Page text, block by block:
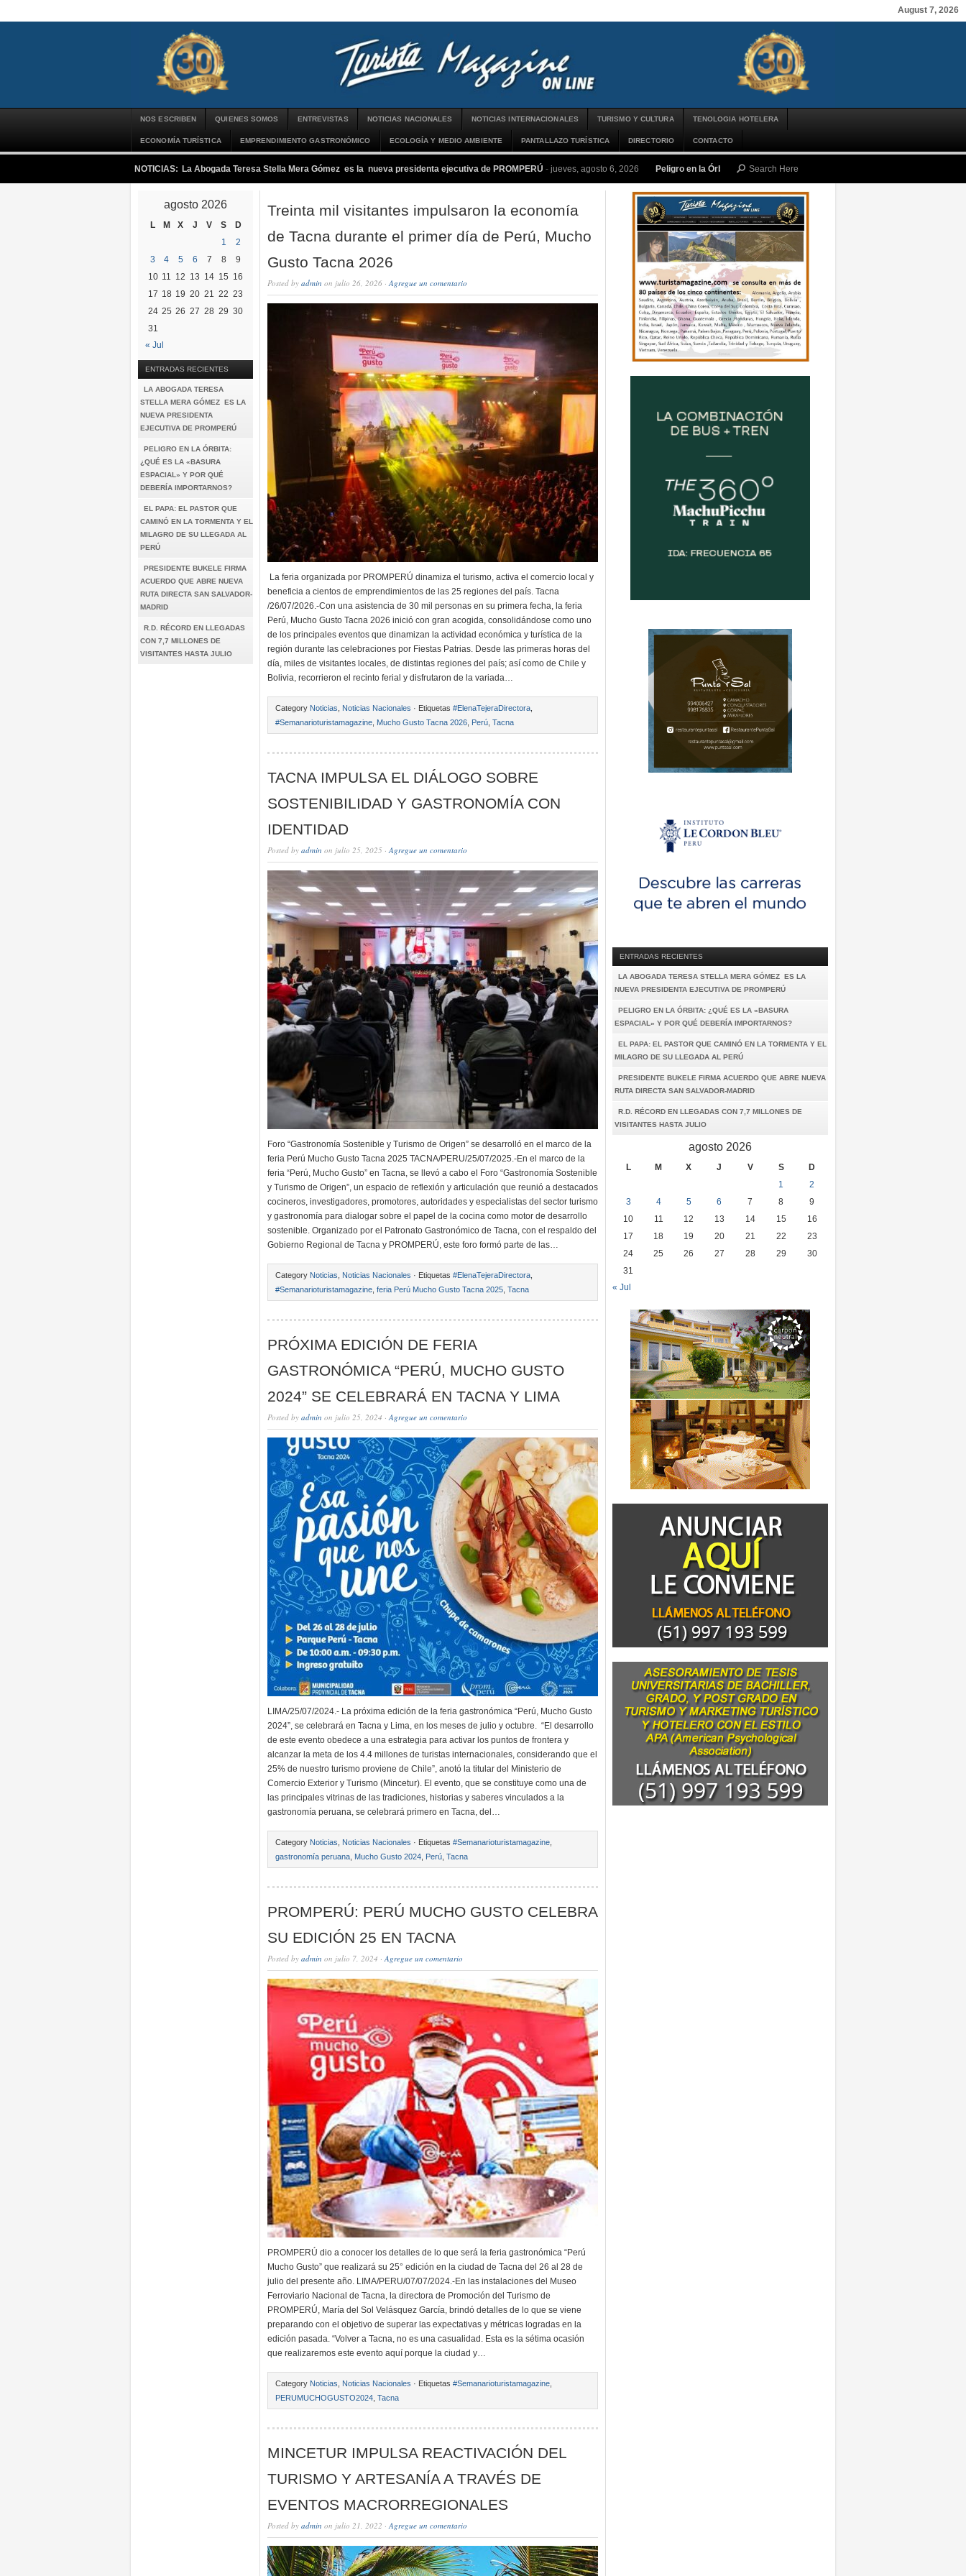
August 7, 2026
NOS ESCRIBEN QUIENES SOMOS ENTREVISTAS NOTICIAS NACIONALES NOTICIAS INTERNACIONALES TURISMO Y CULTURA TENOLOGIA HOTELERA
ECONOMÍA TURÍSTICA EMPRENDIMIENTO GASTRONÓMICO ECOLOGÍA Y MEDIO AMBIENTE PANTALLAZO TURÍSTICA DIRECTORIO CONTACTO
NOTICIAS: La Abogada Teresa Stella Mera Gómez es la nueva presidenta ejecutiva de PROMPERÚ - jueves, agosto 6, 2026 Peligro en la Órbita: ¿Qué es la «Basura Espacial» y por qué debería
agosto 2026
L M X J V S
D
1
2
3
4 5 6 7 8
9
10 11 12 13 14 15 16
17 18 19 20 21 22 23
24 25 26 27 28 29 30
31
« Jul
ENTRADAS RECIENTES
LA ABOGADA TERESA
STELLA MERA GÓMEZ ES LA
NUEVA PRESIDENTA
EJECUTIVA DE PROMPERÚ
PELIGRO EN LA ÓRBITA:
¿QUÉ ES LA «BASURA
ESPACIAL» Y POR QUÉ
DEBERÍA IMPORTARNOS?
EL PAPA: EL PASTOR QUE
CAMINÓ EN LA TORMENTA Y EL
MILAGRO DE SU LLEGADA AL
PERÚ
PRESIDENTE BUKELE FIRMA
ACUERDO QUE ABRE NUEVA
RUTA DIRECTA SAN SALVADOR-
MADRID
R.D. RÉCORD EN LLEGADAS
CON 7,7 MILLONES DE
VISITANTES HASTA JULIO
Treinta mil visitantes impulsaron la economía
de Tacna durante el primer día de Perú, Mucho
Gusto Tacna 2026
Posted by admin on julio 26, 2026 ·Agregue un comentario
La feria organizada por PROMPERÚ dinamiza el turismo, activa el comercio local y
beneficia a cientos de emprendimientos de las 25 regiones del país. Tacna
/26/07/2026.-Con una asistencia de 30 mil personas en su primera fecha, la feria
Perú, Mucho Gusto Tacna 2026 inició con gran acogida, consolidándose como uno
de los principales eventos que dinamizan la actividad económica y turística de la
región durante las celebraciones por Fiestas Patrias. Desde las primeras horas del
día, miles de visitantes locales, de distintas regiones del país; así como de Chile y
Bolivia, recorrieron el recinto ferial y disfrutaron de la variada…
Category Noticias Noticias Nacionales · Etiquetas #ElenaTejeraDirectora
#Semanarioturistamagazine Mucho Gusto Tacna 2026 Perú Tacna
TACNA IMPULSA EL DIÁLOGO SOBRE
SOSTENIBILIDAD Y GASTRONOMÍA CON
IDENTIDAD
Posted by admin on julio 25, 2025 ·Agregue un comentario
Foro “Gastronomía Sostenible y Turismo de Origen” se desarrolló en el marco de la
feria Perú Mucho Gusto Tacna 2025 TACNA/PERU/25/07/2025.-En el marco de la
feria “Perú, Mucho Gusto” en Tacna, se llevó a cabo el Foro “Gastronomía Sostenible
y Turismo de Origen”, un espacio de reflexión y articulación que reunió a destacados
cocineros, investigadores, promotores, autoridades y especialistas del sector turismo
y gastronomía para dialogar sobre el papel de la cocina como motor de desarrollo
sostenible. Organizado por el Patronato Gastronómico de Tacna, con el respaldo del
Gobierno Regional de Tacna y PROMPERÚ, este foro formó parte de las…
Category Noticias Noticias Nacionales · Etiquetas #ElenaTejeraDirectora
#Semanarioturistamagazine feria Perú Mucho Gusto Tacna 2025 Tacna
PRÓXIMA EDICIÓN DE FERIA
GASTRONÓMICA “PERÚ, MUCHO GUSTO
2024” SE CELEBRARÁ EN TACNA Y LIMA
Posted by admin on julio 25, 2024 ·Agregue un comentario
LIMA/25/07/2024.- La próxima edición de la feria gastronómica “Perú, Mucho Gusto
2024”, se celebrará en Tacna y Lima, en los meses de julio y octubre. “El desarrollo
de este evento obedece a una estrategia para activar los puntos de frontera y
alcanzar la meta de los 4.4 millones de turistas internacionales, considerando que el
25% de nuestro turismo proviene de Chile”, anotó la titular del Ministerio de
Comercio Exterior y Turismo (Mincetur). El evento, que se constituye como una de
las principales vitrinas de las tradiciones, historias y saberes vinculados a la
gastronomía peruana, se celebrará primero en Tacna, del…
Category Noticias Noticias Nacionales · Etiquetas #Semanarioturistamagazine
gastronomía peruana Mucho Gusto 2024 Perú Tacna
PROMPERÚ: PERÚ MUCHO GUSTO CELEBRA
SU EDICIÓN 25 EN TACNA
Posted by admin on julio 7, 2024 ·Agregue un comentario
PROMPERÚ dio a conocer los detalles de lo que será la feria gastronómica “Perú
Mucho Gusto” que realizará su 25° edición en la ciudad de Tacna del 26 al 28 de
julio del presente año. LIMA/PERU/07/07/2024.-En las instalaciones del Museo
Ferroviario Nacional de Tacna, la directora de Promoción del Turismo de
PROMPERÚ, María del Sol Velásquez García, brindó detalles de lo que se viene
preparando con el objetivo de superar las expectativas y métricas logradas en la
edición pasada. “Volver a Tacna, no es una casualidad. Esta es la sétima ocasión
que realizaremos este evento aquí porque la ciudad y…
Category Noticias Noticias Nacionales · Etiquetas #Semanarioturistamagazine
PERUMUCHOGUSTO2024 Tacna
MINCETUR IMPULSA REACTIVACIÓN DEL
TURISMO Y ARTESANÍA A TRAVÉS DE
EVENTOS MACRORREGIONALES
Posted by admin on julio 21, 2022 ·Agregue un comentario
ENTRADAS RECIENTES
LA ABOGADA TERESA STELLA MERA GÓMEZ ES LA
NUEVA PRESIDENTA EJECUTIVA DE PROMPERÚ
PELIGRO EN LA ÓRBITA: ¿QUÉ ES LA «BASURA
ESPACIAL» Y POR QUÉ DEBERÍA IMPORTARNOS?
EL PAPA: EL PASTOR QUE CAMINÓ EN LA TORMENTA Y EL
MILAGRO DE SU LLEGADA AL PERÚ
PRESIDENTE BUKELE FIRMA ACUERDO QUE ABRE NUEVA
RUTA DIRECTA SAN SALVADOR-MADRID
R.D. RÉCORD EN LLEGADAS CON 7,7 MILLONES DE
VISITANTES HASTA JULIO
agosto 2026
L M X J V S
D
1
2
3
4 5 6 7 8
9
10
11 12 13 14 15
16
17
18 19 20 21 22
23
24
25 26 27 28 29
30
31
« Jul